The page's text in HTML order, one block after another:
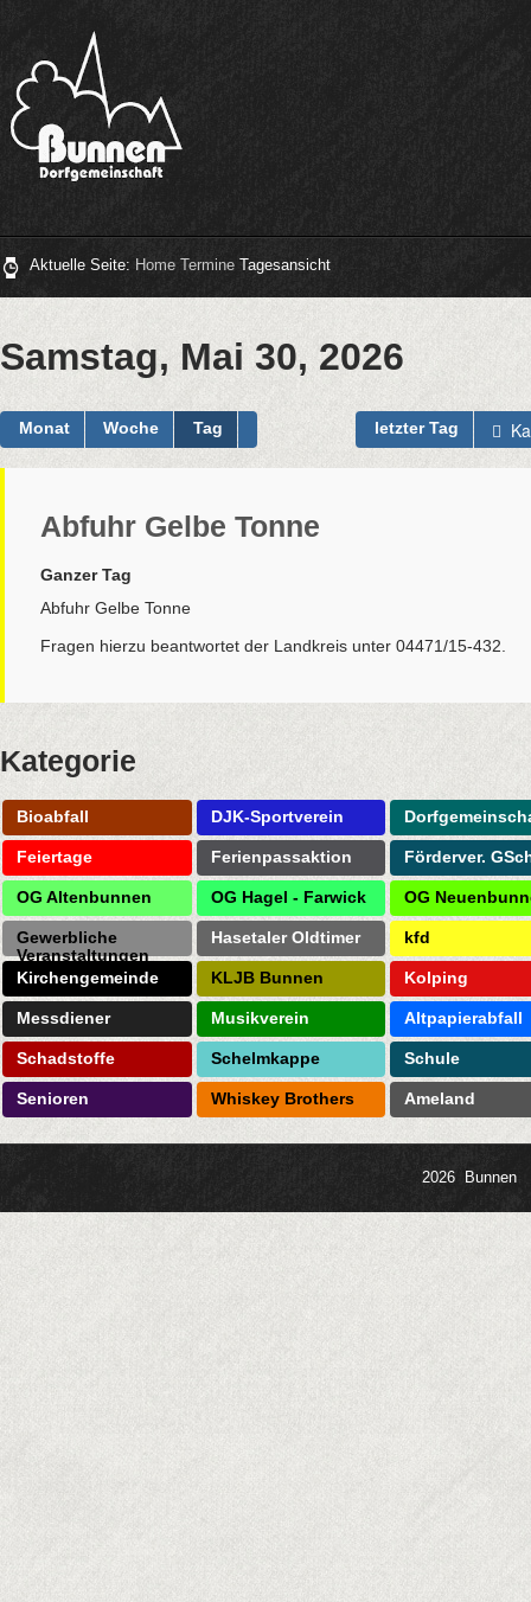
Aktuelle Seite: Home Termine Tagesansicht
Samstag, Mai 30, 2026
Monat Woche Tag letzter Tag
Abfuhr Gelbe Tonne
Ganzer Tag
Abfuhr Gelbe Tonne
Fragen hierzu beantwortet der Landkreis unter 04471/15-432.
Kategorie
Bioabfall DJK-Sportverein
Feiertage Ferienpassaktion Förderver.
OG Altenbunnen OG Hagel - Farwick OG
Gewerbliche
Veranstaltungen
Hasetaler Oldtimer kfd
Kirchengemeinde KLJB Bunnen Kolping
Messdiener Musikverein Altpapierabfall
Schadstoffe Schelmkappe Schule
Senioren Whiskey Brothers Ameland
2026 Bunnen